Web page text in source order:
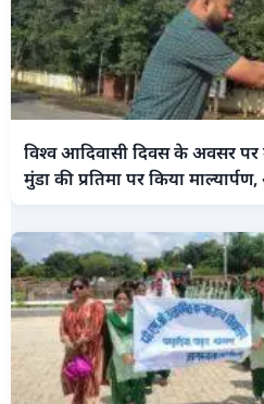
विश्व आदिवासी दिवस के अवसर पर
मुंडा की प्रतिमा पर किया